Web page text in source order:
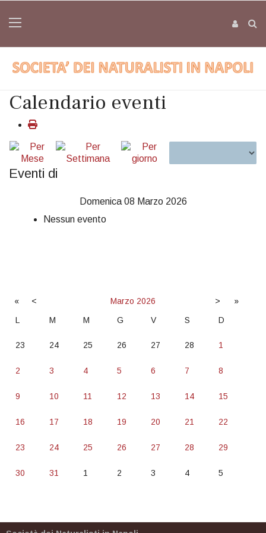
Calendario eventi
Eventi di
Domenica 08 Marzo 2026
Nessun evento
« < Marzo 2026 >
»
L
M M G V S D
23 24 25 26 27 28 1
2 3 4 5 6 7 8
9 10 11 12 13 14 15
16 17 18 19 20 21 22
23 24 25 26 27 28 29
30 31 1 2 3 4 5